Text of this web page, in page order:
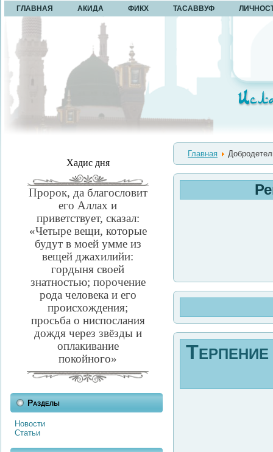
ГЛАВНАЯ АКИДА ФИКХ ТАСАВВУФ
Хадис дня
Пророк, да благословит
его Аллах и
приветствует, сказал:
«Четыре вещи, которые
будут в моей умме из
вещей джахилийи:
гордыня своей
знатностью; порочение
рода человека и его
происхождения;
просьба о ниспослания
дождя через звёзды и
оплакивание
покойного»
Разделы
Новости
Статьи
Главная